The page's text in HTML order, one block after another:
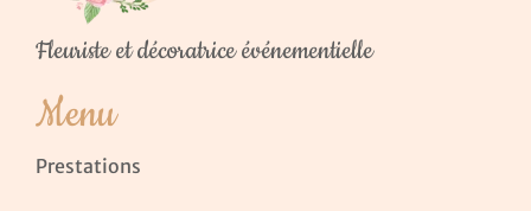
Menu
Prestations
Fleuriste et décoratrice événementielle